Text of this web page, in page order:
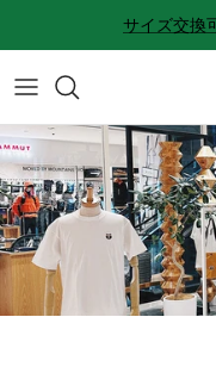
ン
へ
ス
キ
ッ
プ
サイズ交換
All accessories
Socks
Cap
Bag
サイズ感に関して
サイズ交換に関して
返品に関して
購入完了メールが来